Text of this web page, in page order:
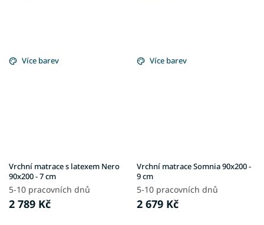
Více barev
Vrchní matrace s latexem Nero
90x200 - 7 cm
5-10 pracovních dnů
2 789 Kč
Více barev
Vrchní matrace Somnia 90x200 -
9 cm
5-10 pracovních dnů
2 679 Kč